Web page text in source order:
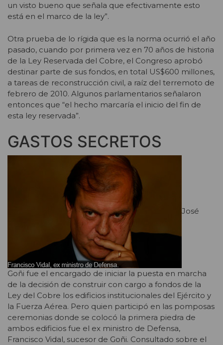
un visto bueno que señala que efectivamente esto
está en el marco de la ley”.
Otra prueba de lo rígida que es la norma ocurrió el año
pasado, cuando por primera vez en 70 años de historia
de la Ley Reservada del Cobre, el Congreso aprobó
destinar parte de sus fondos, en total US$600 millones,
a tareas de reconstrucción civil, a raíz del terremoto de
febrero de 2010. Algunos parlamentarios señalaron
entonces que “el hecho marcaría el inicio del fin de
esta ley reservada”.
GASTOS SECRETOS
José
Goñi fue el encargado de iniciar la puesta en marcha
de la decisión de construir con cargo a fondos de la
Ley del Cobre los edificios institucionales del Ejército y
la Fuerza Aérea. Pero quien participó en las pomposas
ceremonias donde se colocó la primera piedra de
ambos edificios fue el ex ministro de Defensa,
Francisco Vidal, sucesor de Goñi. Consultado sobre el